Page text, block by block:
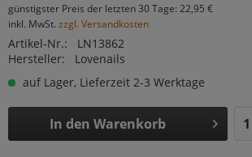
günstigster Preis der letzten 30 Tage: 22,95 €
inkl. MwSt. zzgl. Versandkosten
Artikel-Nr.:
LN13862
Hersteller:
Lovenails
auf Lager, Lieferzeit 2-3 Werktage
In den Warenkorb